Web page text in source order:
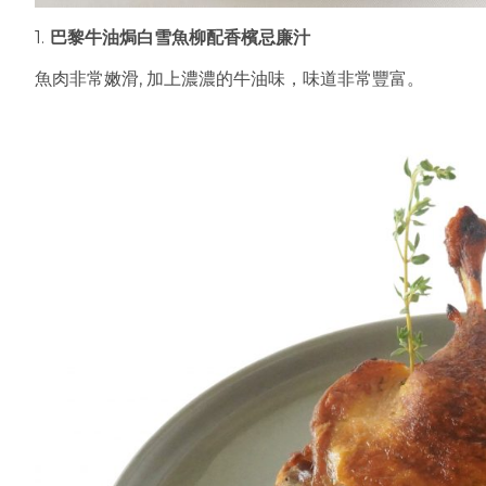
1. 巴黎牛油焗白雪魚柳配香檳忌廉汁
魚肉非常嫩滑, 加上濃濃的牛油味，味道非常豐富。